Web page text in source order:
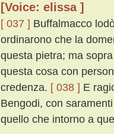
[Voice: elissa ]
[ 037 ] Buffalmacco
ordinarono che la
questa pietra; ma
questa cosa con
credenza. [ 038 ] E
Bengodi, con
quello che intorno a